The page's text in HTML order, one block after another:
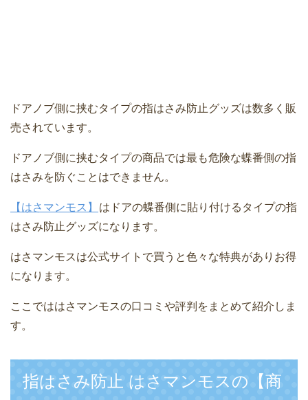
ドアノブ側に挟むタイプの指はさみ防止グッズは数多く販
売されています。
ドアノブ側に挟むタイプの商品では最も危険な蝶番側の指
はさみを防ぐことはできません。
【はさマンモス】
はドアの蝶番側に貼り付けるタイプの指
はさみ防止グッズになります。
はさマンモスは公式サイトで買うと色々な特典がありお得
になります。
ここでははさマンモスの口コミや評判をまとめて紹介しま
す。
指はさみ防止 はさマンモスの【商